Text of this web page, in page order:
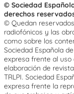
© Sociedad
derechos
© Quedan
radiofónicos y las
como sobre los
Sociedad Española
expresa frente al
elaboración de
TRLPI. Sociedad
expresa frente la